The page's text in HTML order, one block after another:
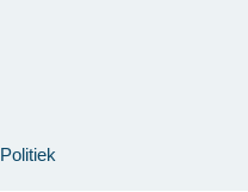
Politiek